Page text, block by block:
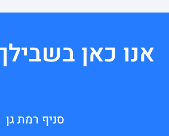
אנו כאן
סניף רמת גן